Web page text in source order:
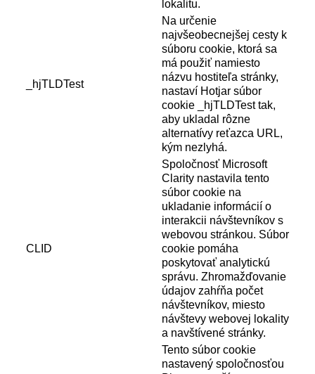
lokalitu.
_hjTLDTest
Na určenie
najvšeobecnejšej cesty k
súboru cookie, ktorá sa
má použiť namiesto
názvu hostiteľa stránky,
nastaví Hotjar súbor
cookie _hjTLDTest tak,
aby ukladal rôzne
alternatívy reťazca URL,
kým nezlyhá.
CLID
Spoločnosť Microsoft
Clarity nastavila tento
súbor cookie na
ukladanie informácií o
interakcii návštevníkov s
webovou stránkou. Súbor
cookie pomáha
poskytovať analytickú
správu. Zhromažďovanie
údajov zahŕňa počet
návštevníkov, miesto
návštevy webovej lokality
a navštívené stránky.
Tento súbor cookie
nastavený spoločnosťou